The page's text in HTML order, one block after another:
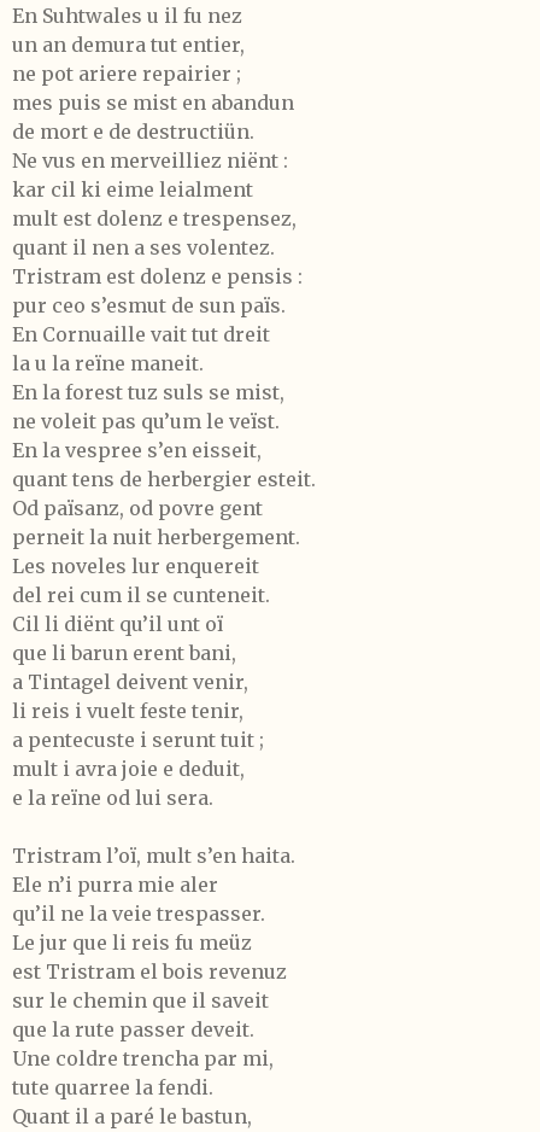
En Suhtwales u il fu nez
un an demura tut entier,
ne pot ariere repairier ;
mes puis se mist en abandun
de mort e de destructiün.
Ne vus en merveilliez niënt :
kar cil ki eime leialment
mult est dolenz e trespensez,
quant il nen a ses volentez.
Tristram est dolenz e pensis :
pur ceo s’esmut de sun païs.
En Cornuaille vait tut dreit
la u la reïne maneit.
En la forest tuz suls se mist,
ne voleit pas qu’um le veïst.
En la vespree s’en eisseit,
quant tens de herbergier esteit.
Od païsanz, od povre gent
perneit la nuit herbergement.
Les noveles lur enquereit
del rei cum il se cunteneit.
Cil li diënt qu’il unt oï
que li barun erent bani,
a Tintagel deivent venir,
li reis i vuelt feste tenir,
a pentecuste i serunt tuit ;
mult i avra joie e deduit,
e la reïne od lui sera.
Tristram l’oï, mult s’en haita.
Ele n’i purra mie aler
qu’il ne la veie trespasser.
Le jur que li reis fu meüz
est Tristram el bois revenuz
sur le chemin que il saveit
que la rute passer deveit.
Une coldre trencha par mi,
tute quarree la fendi.
Quant il a paré le bastun,